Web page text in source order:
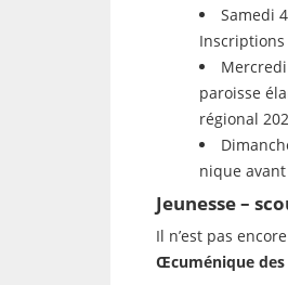
Samedi
Inscriptions
paroisse
régional
nique
Jeunesse –
Il n’est pas
Œcuménique des